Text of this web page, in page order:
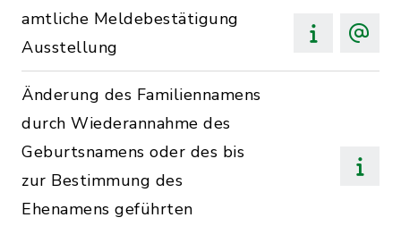
amtliche Meldebestätigung
Ausstellung
Änderung des Familiennamens
durch Wiederannahme des
Geburtsnamens oder des bis
zur Bestimmung des
Ehenamens geführten